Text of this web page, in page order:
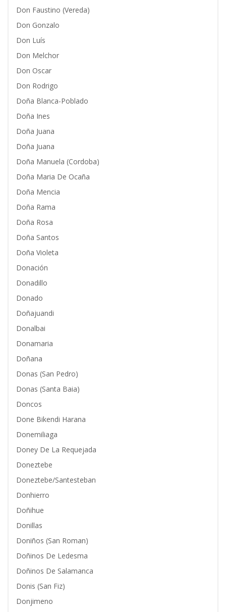
Don Faustino (Vereda)
Don Gonzalo
Don Luís
Don Melchor
Don Oscar
Don Rodrigo
Doña Blanca-Poblado
Doña Ines
Doña Juana
Doña Juana
Doña Manuela (Cordoba)
Doña Maria De Ocaña
Doña Mencia
Doña Rama
Doña Rosa
Doña Santos
Doña Violeta
Donación
Donadillo
Donado
Doñajuandi
Donalbai
Donamaria
Doñana
Donas (San Pedro)
Donas (Santa Baia)
Doncos
Done Bikendi Harana
Donemiliaga
Doney De La Requejada
Doneztebe
Doneztebe/Santesteban
Donhierro
Doñihue
Donillas
Doniños (San Roman)
Doñinos De Ledesma
Doñinos De Salamanca
Donis (San Fiz)
Donjimeno